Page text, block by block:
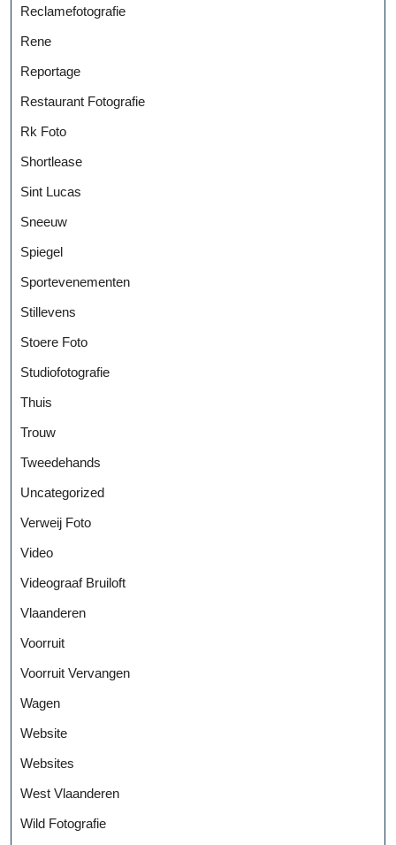
Reclamefotografie
Rene
Reportage
Restaurant Fotografie
Rk Foto
Shortlease
Sint Lucas
Sneeuw
Spiegel
Sportevenementen
Stillevens
Stoere Foto
Studiofotografie
Thuis
Trouw
Tweedehands
Uncategorized
Verweij Foto
Video
Videograaf Bruiloft
Vlaanderen
Voorruit
Voorruit Vervangen
Wagen
Website
Websites
West Vlaanderen
Wild Fotografie